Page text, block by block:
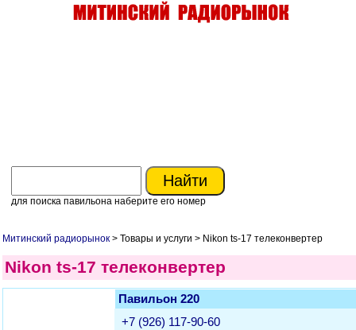
для поиска павильона наберите его номер
Митинский радиорынок > Товары и услуги > Nikon ts-17 телеконвертер
Nikon ts-17 телеконвертер
Павильон 220
+7 (926) 117-90-60